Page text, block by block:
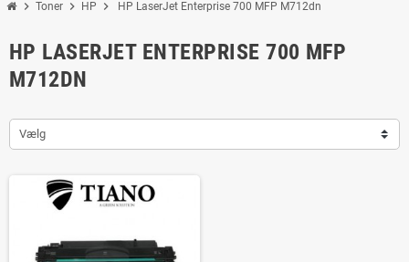
chevron_right Toner chevron_right HP chevron_right HP LaserJet Enterprise 700 MFP M712dn
HP LASERJET ENTERPRISE 700 MFP
M712DN
Vælg